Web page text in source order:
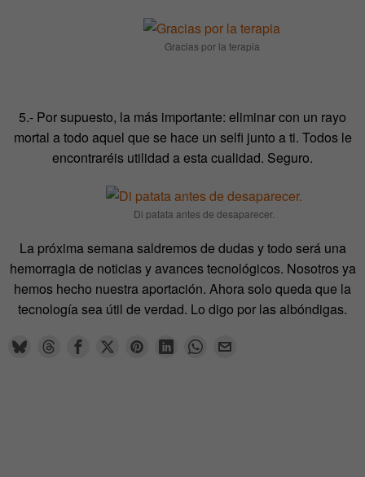
Gracias por la terapia
5.- Por supuesto, la más importante: eliminar con un rayo
mortal a todo aquel que se hace un selfi junto a ti. Todos le
encontraréis utilidad a esta cualidad. Seguro.
Di patata antes de desaparecer.
La próxima semana saldremos de dudas y todo será una
hemorragia de noticias y avances tecnológicos. Nosotros ya
hemos hecho nuestra aportación. Ahora solo queda que la
tecnología sea útil de verdad. Lo digo por las albóndigas.